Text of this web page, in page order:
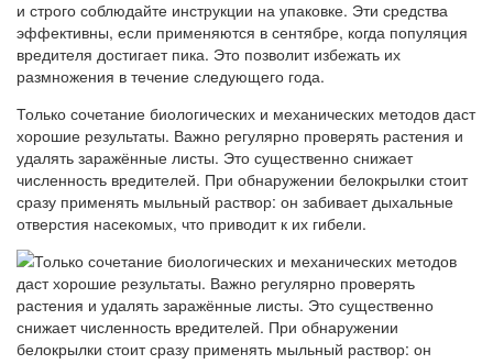
Только сочетание биологических и механических методов даст
хорошие результаты. Важно регулярно проверять растения и
удалять заражённые листы. Это существенно снижает
численность вредителей. При обнаружении белокрылки стоит
сразу применять мыльный раствор: он забивает дыхальные
отверстия насекомых, что приводит к их гибели.